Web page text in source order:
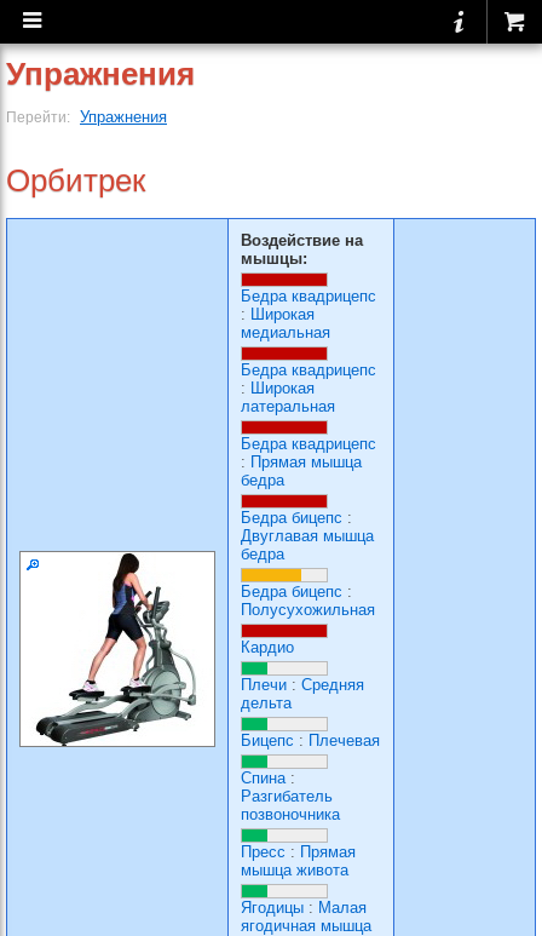
Упражнения
Перейти: Упражнения
Орбитрек
Воздействие на
мышцы:
Бедра квадрицепс
: Широкая
медиальная
Бедра квадрицепс
: Широкая
латеральная
Бедра квадрицепс
: Прямая мышца
бедра
Бедра бицепс :
Двуглавая мышца
бедра
Бедра бицепс :
Полусухожильная
Кардио
Плечи : Средняя
дельта
Бицепс : Плечевая
Спина:
Разгибатель
позвоночника
Пресс : Прямая
мышца живота
Ягодицы : Малая
ягодичная мышца